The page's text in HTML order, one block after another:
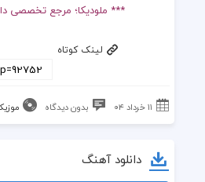
*** ملودیکا؛ مرجع تخصصی
لینک کوتاه
۱۱ خرداد ۰۴ بدون دیدگاه
دانلود آهنگ